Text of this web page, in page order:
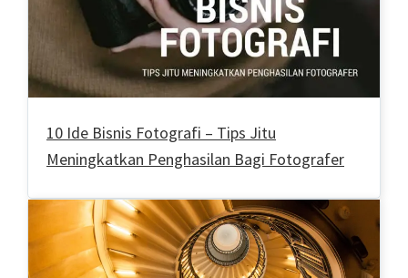
10 Ide Bisnis Fotografi – Tips Jitu
Meningkatkan Penghasilan Bagi Fotografer